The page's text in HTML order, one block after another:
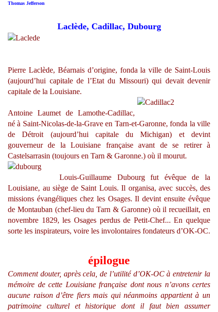
Thomas Jefferson
Laclède, Cadillac, Dubourg
Pierre Laclède, Béarnais d’origine, fonda la ville de Saint-Louis
(aujourd’hui capitale de l’Etat du Missouri) qui devait devenir
capitale de la Louisiane.
Antoine Laumet de Lamothe-Cadillac,
né à Saint-Nicolas-de-la-Grave en Tarn-et-Garonne, fonda la ville
de Détroit (aujourd’hui capitale du Michigan) et devint
gouverneur de la Louisiane française avant de se retirer à
Castelsarrasin (toujours en Tarn & Garonne.) où il mourut.
Louis-Guillaume Dubourg fut évêque de la
Louisiane, au siège de Saint Louis. Il organisa, avec succès, des
missions évangéliques chez les Osages. Il devint ensuite évêque
de Montauban (chef-lieu du Tarn & Garonne) où il recueillait, en
novembre 1829, les Osages perdus de Petit-Chef... En quelque
sorte les inspirateurs, voire les involontaires fondateurs d’OK-OC.
épilogue
Comment douter, après cela, de l’utilité d’OK-OC à entretenir la
mémoire de cette Louisiane française dont nous n’avons certes
aucune raison d’être fiers mais qui néanmoins appartient à un
patrimoine culturel et historique dont il faut bien assumer